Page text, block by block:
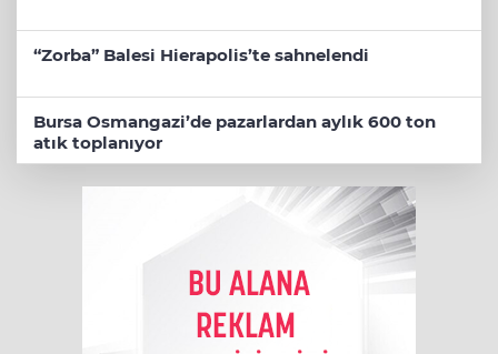
“Zorba” Balesi Hierapolis’te sahnelendi
Bursa Osmangazi’de pazarlardan aylık 600 ton
atık toplanıyor